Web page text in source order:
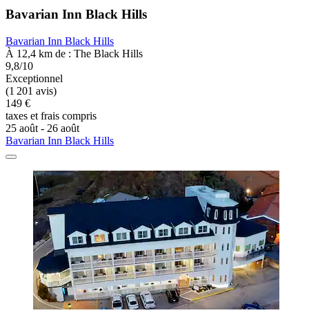
Bavarian Inn Black Hills
Bavarian Inn Black Hills
À 12,4 km de : The Black Hills
9,8/10
Exceptionnel
(1 201 avis)
149 €
taxes et frais compris
25 août - 26 août
Bavarian Inn Black Hills